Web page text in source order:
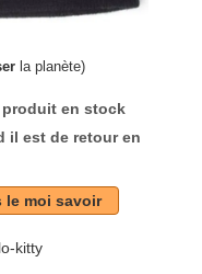
la planète)
en stock
il est de retour en
le moi savoir